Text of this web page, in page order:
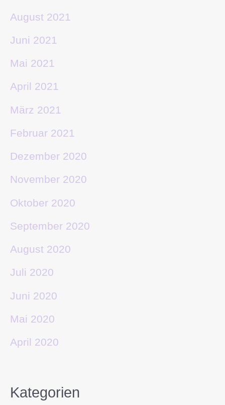
August 2021
Juni 2021
Mai 2021
April 2021
März 2021
Februar 2021
Dezember 2020
November 2020
Oktober 2020
September 2020
August 2020
Juli 2020
Juni 2020
Mai 2020
April 2020
Kategorien